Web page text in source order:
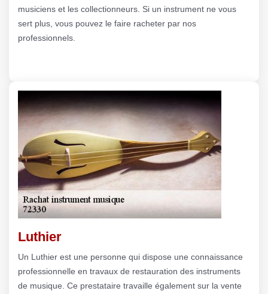
musiciens et les collectionneurs. Si un instrument ne vous
sert plus, vous pouvez le faire racheter par nos
professionnels.
Luthier
Un Luthier est une personne qui dispose une connaissance
professionnelle en travaux de restauration des instruments
de musique. Ce prestataire travaille également sur la vente